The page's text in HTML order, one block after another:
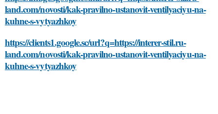
land.com/novosti/kak-pravilno-ustanovit-ventilyaciyu-na-
kuhne-s-vytyazhkoy
https://clients1.google.sc/url?q=https://interer-stil.ru-
land.com/novosti/kak-pravilno-ustanovit-ventilyaciyu-na-
kuhne-s-vytyazhkoy